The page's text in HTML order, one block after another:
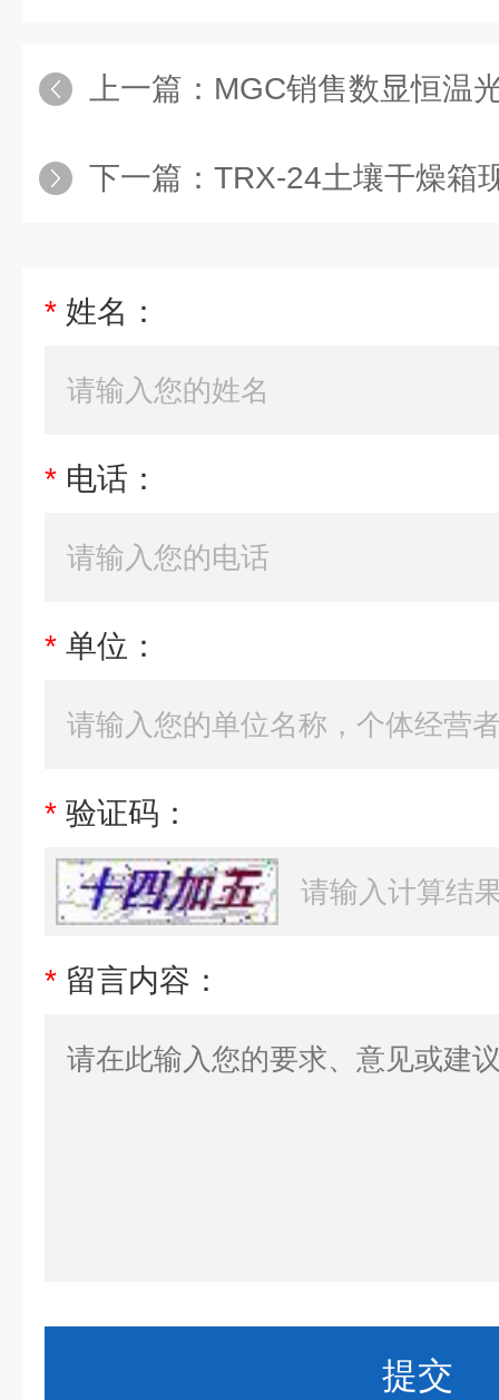
上一篇： MGC销售数显恒温
下一篇： TRX-24土壤干燥箱
* 姓名：
* 电话：
* 单位：
* 验证码：
* 留言内容：